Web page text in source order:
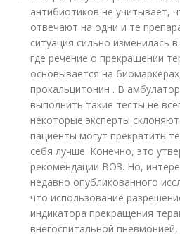
антибиотиков не учитывает,
отвечают на одни и те
ситуация сильно изменилась
где речение о прекращении
основывается на
прокальцитонин . В
выполнить такие тесты не
некоторые эксперты
пациенты могут прекратить
себя лучше. Конечно, это
рекомендации ВОЗ. Но,
недавно опубликованного
что использование
индикатора прекращения
внегоспитальной